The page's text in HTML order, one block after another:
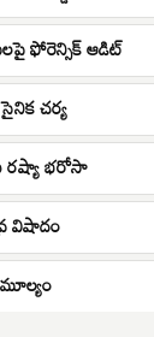
ఫోరెన్సిక్ ఆడిట్
చర్య
రష్యా భరోసా
విషాదం